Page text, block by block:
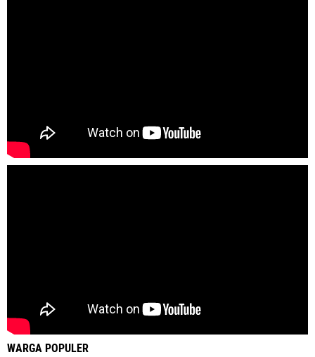
WARGA POPULER